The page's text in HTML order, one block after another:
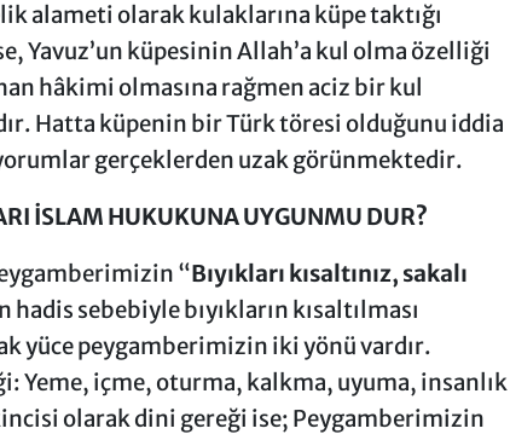
alameti olarak kulaklarına küpe taktığı
Yavuz’un küpesinin Allah’a kul olma özelliği
hâkimi olmasına rağmen aciz bir kul
Hatta küpenin bir Türk töresi olduğunu iddia
gerçeklerden uzak görünmektedir.
İSLAM HUKUKUNA UYGUNMU DUR?
“Bıyıkları kısaltınız, sakalı
hadis sebebiyle bıyıkların kısaltılması
yüce peygamberimizin iki yönü vardır.
Yeme, içme, oturma, kalkma, uyuma, insanlık
olarakdini gereği ise; Peygamberimizin